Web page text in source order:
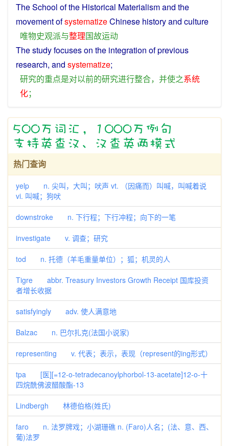
TheSchool of the Historical Materialismand the
movementofsystematizeChinese historyand culture
唯物史观派与整理国故运动
Thestudyfocuseson the integration ofprevious
research, and systematize;
研究的重点是对以前的研究进行整合， 并使之系统
化；
热门查询
yelp n. 尖叫，大叫；吠声 vt. （因痛而）叫喊，叫喊着说
vi. 叫喊；狗吠
downstroke n. 下行程；下行冲程；向下的一笔
investigate v. 调查；研究
tod n. 托德（羊毛重量单位）；狐；机灵的人
Tigre abbr. Treasury Investors Growth Receipt 国库投资
者增长收据
satisfyingly adv. 使人满意地
Balzac n. 巴尔扎克(法国小说家)
representing v. 代表；表示，表现（represent的ing形式）
tpa [医][=12-o-tetradecanoylphorbol-13-acetate]12-o-十
四烷酰佛波醋酸酯-13
Lindbergh 林德伯格(姓氏)
faro n. 法罗牌戏；小湖珊礁 n. (Faro)人名；(法、意、西、
葡)法罗